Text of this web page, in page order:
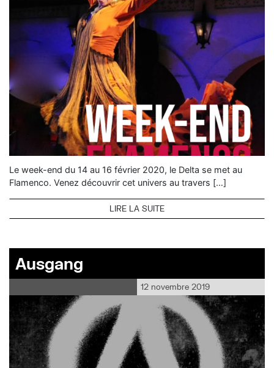
Le week-end du 14 au 16 février 2020, le Delta se met au
Flamenco. Venez découvrir cet univers au travers […]
LIRE LA SUITE
Ausgang
12 novembre 2019